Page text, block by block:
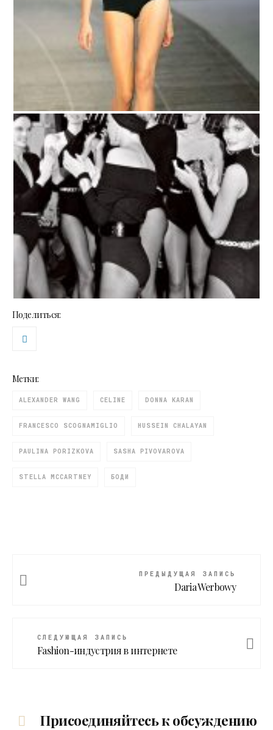
Поделиться:
Метки:
ALEXANDER WANG CELINE DONNA KARAN
FRANCESCO SCOGNAMIGLIO HUSSEIN CHALAYAN
PAULINA PORIZKOVA SASHA PIVOVAROVA
STELLA MCCARTNEY БОДИ
ПРЕДЫДУЩАЯ ЗАПИСЬ
Daria Werbowy
СЛЕДУЮЩАЯ ЗАПИСЬ
Fashion-индустрия в интернете
Присоединяйтесь к обсуждению